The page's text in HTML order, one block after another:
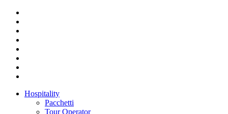
Hospitality
Pacchetti
Tour Operator